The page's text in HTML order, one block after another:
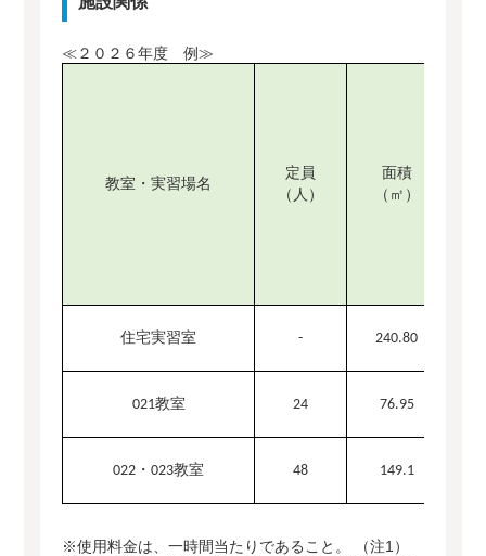
≪２０２６年度 例≫
教室・実習場名
定員
（人）
面積
（㎡）
住宅実習室 - 240.80
021教室 24 76.95
022・023教室 48 149.1
※使用料金は、一時間当たりであること。 （注1）